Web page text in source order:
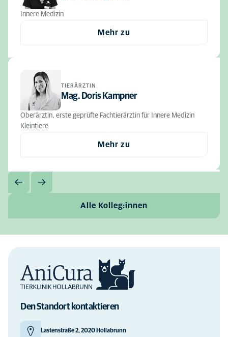
Innere Medizin
Mehr zu
TIERÄRZTIN
Mag. Doris Kampner
Oberärztin, erste geprüfte Fachtierärztin für Innere Medizin
Kleintiere
Mehr zu
Alle Kolleg:innen
Den Standort kontaktieren
Lastenstraße 2, 2020 Hollabrunn